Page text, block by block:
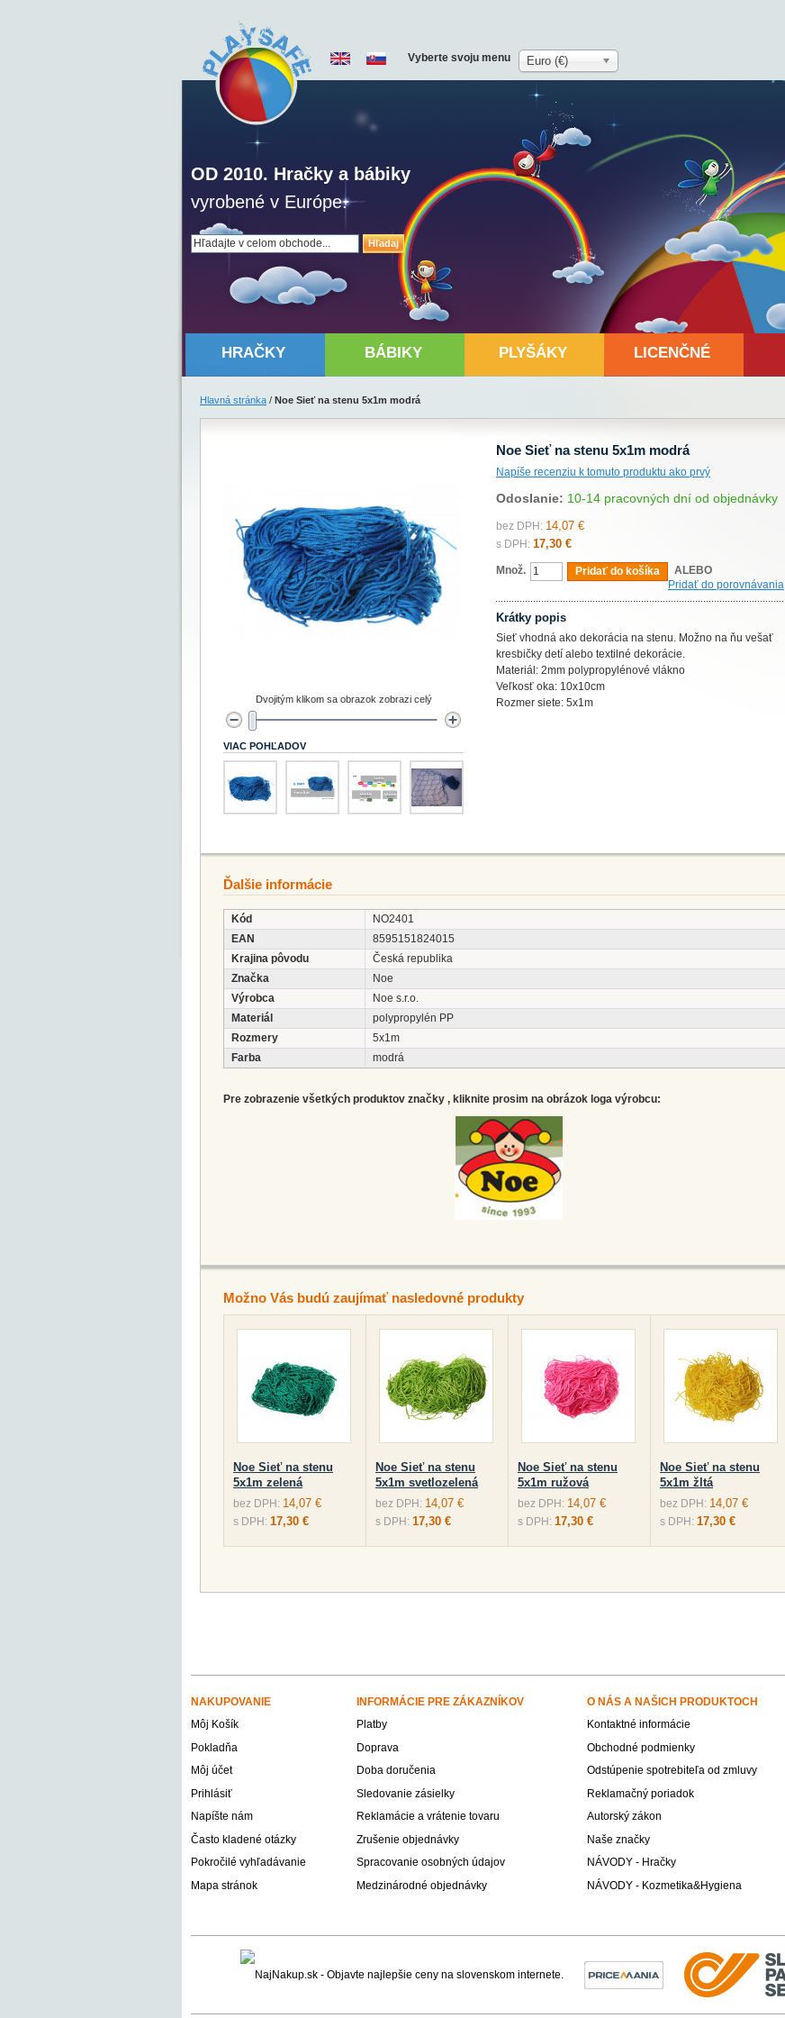
Hľadaj
OD 2010. Hračky a bábiky
vyrobené v Európe.
Vyberte svoju menu Euro (€)
HRAČKY BÁBIKY PLYŠÁKY LICENČNÉ
Hlavná stránka / Noe Sieť na stenu 5x1m modrá
Noe Sieť na stenu 5x1m modrá
Napíše recenziu k tomuto produktu ako prvý
Odoslanie: 10-14 pracovných dní od objednávky
bez DPH: 14,07 €
s DPH: 17,30 €
Množ. Pridať do košíka
ALEBO
Pridať do porovnávania
Krátky popis
Sieť vhodná ako dekorácia na stenu. Možno na ňu vešať
kresbičky detí alebo textilné dekorácie.
Materiál: 2mm polypropylénové vlákno
Veľkosť oka: 10x10cm
Rozmer siete: 5x1m
Dvojitým klikom sa obrazok zobrazi celý
VIAC POHĽADOV
Ďalšie informácie
Kód
NO2401
EAN
8595151824015
Krajina pôvodu
Česká republika
Značka
Noe
Výrobca
Noe s.r.o.
Materiál
polypropylén PP
Rozmery
5x1m
Farba
modrá
Pre zobrazenie všetkých produktov značky , kliknite prosim na obrázok loga výrobcu:
Možno Vás budú zaujímať nasledovné produkty
Noe Sieť na stenu
5x1m zelená
bez DPH: 14,07 €
s DPH: 17,30 €
Noe Sieť na stenu
5x1m svetlozelená
bez DPH: 14,07 €
s DPH: 17,30 €
Noe Sieť na stenu
5x1m ružová
bez DPH: 14,07 €
s DPH: 17,30 €
Noe Sieť na stenu
5x1m žltá
bez DPH: 14,07 €
s DPH: 17,30 €
NAKUPOVANIE INFORMÁCIE PRE ZÁKAZNÍKOV O NÁS A NAŠICH PRODUKTOCH
Môj Košík Platby
Kontaktné informácie
Pokladňa
Doprava
Obchodné podmienky
Môj účet
Doba doručenia
Odstúpenie spotrebiteľa od zmluvy
Prihlásiť
Sledovanie zásielky
Reklamačný poriadok
Napíšte nám
Reklamácie a vrátenie tovaru
Autorský zákon
Často kladené otázky
Zrušenie objednávky
Naše značky
Pokročilé vyhľadávanie
Spracovanie osobných údajov
NÁVODY - Hračky
Mapa stránok
Medzinárodné objednávky NÁVODY - Kozmetika&Hygiena